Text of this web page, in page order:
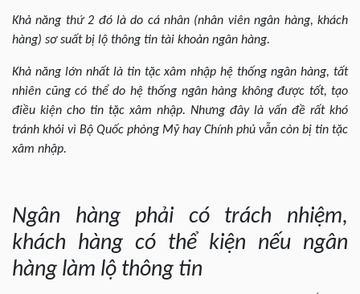
Khả năng thứ 2 đó là do cá nhân (nhân viên ngân hàng, khách
hàng) sơ suất bị lộ thông tin tài khoản ngân hàng.
Khả năng lớn nhất là tin tặc xâm nhập hệ thống ngân hàng, tất
nhiên cũng có thể do hệ thống ngân hàng không được tốt, tạo
điều kiện cho tin tặc xâm nhập. Nhưng đây là vấn đề rất khó
tránh khỏi vì Bộ Quốc phòng Mỹ hay Chính phủ vẫn còn bị tin tặc
xâm nhập.
Ngân hàng phải có trách nhiệm,
khách hàng có thể kiện nếu ngân
hàng làm lộ thông tin